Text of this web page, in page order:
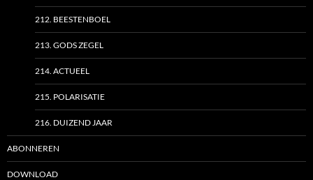
212. BEESTENBOEL
213. GODS ZEGEL
214. ACTUEEL
215. POLARISATIE
216. DUIZEND JAAR
ABONNEREN
DOWNLOAD